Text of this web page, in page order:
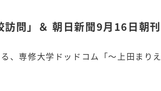
問」＆ 朝日新聞9月16日朝
専修大学ドッドコム「〜上田まりえ